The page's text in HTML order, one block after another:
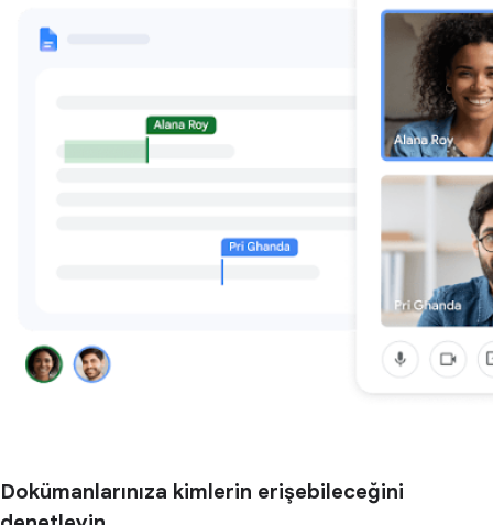
Dokümanlarınıza kimlerin erişebileceğini